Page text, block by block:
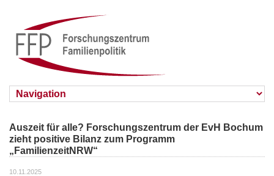
Auszeit für alle? Forschungszentrum der EvH Bochum
zieht positive Bilanz zum Programm
„FamilienzeitNRW“
10.11.2025